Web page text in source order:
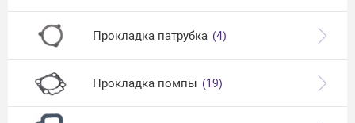
Прокладка патрубка (4)
Прокладка помпы (19)